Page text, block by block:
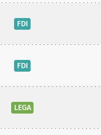
FDI
FDI
LEGA